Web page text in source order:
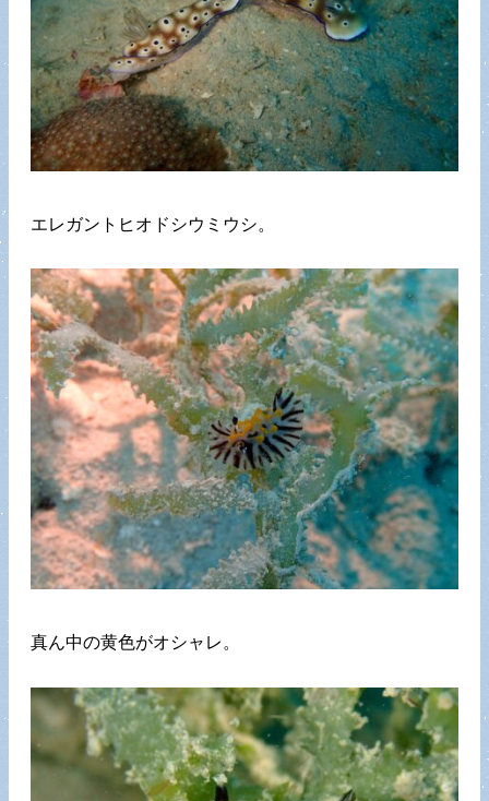
エレガントヒオドシウミウシ。
真ん中の黄色がオシャレ。